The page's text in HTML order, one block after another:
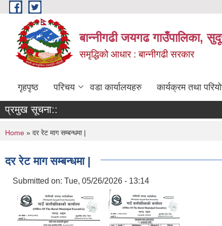
Skip to main content
बान्नीगढी जयगढ गाउँपालिका,
समृद्धिको आधार : बान्नीगढी सरकार
गृहपृष्ठ परिचय वडा कार्यालयहरु कार्यक्रम तथा
प्रमुख सूचना::
You are here
Home » दर रेट माग सम्बन्धमा |
दर रेट माग सम्बन्धमा |
Submitted on: Tue, 05/26/2026 - 13:14